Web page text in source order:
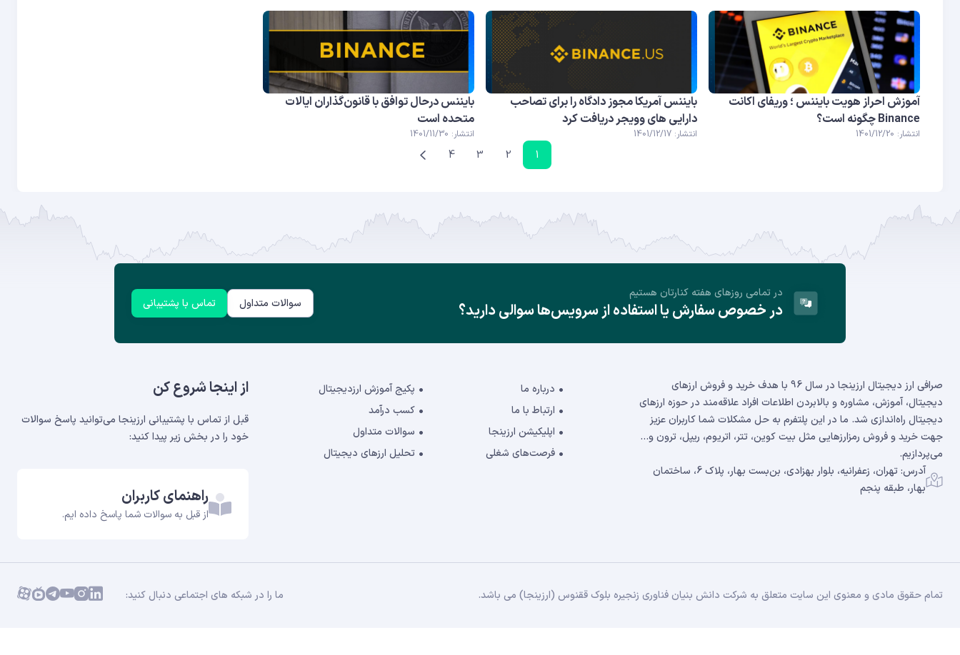
آموزش احراز هویت بایننس ؛ وریفای اکانت
Binance چگونه است؟
انتشار: 1401/12/20
بایننس آمریکا مجوز دادگاه را برای تصاحب
دارایی های وویجر دریافت کرد
انتشار: 1401/12/17
بایننس درحال توافق با قانون‌گذاران ایالات
متحده است
انتشار: 1401/11/30
1
2
3
4
در تمامی روز‌های هفته کنارتان هستیم
در خصوص سفارش یا استفاده از سرویس‌ها سوالی دارید؟ سوالات متداول تماس با پشتیبانی
صرافی ارز دیجیتال ارزینجا در سال 96 با هدف خرید و فروش ارزهای
دیجیتال، آموزش، مشاوره و بالابردن اطلاعات افراد علاقه‌مند در حوزه ارزهای
دیجیتال راه‌اندازی شد. ما در این پلتفرم به حل مشکلات شما کاربران عزیز
جهت خرید و فروش رمزارزهایی مثل بیت کوین، تتر، اتریوم، ریپل، ترون و...
می‌پردازیم.
آدرس: تهران، زعفرانیه، بلوار بهزادی، بن‌بست بهار، پلاک 6، ساختمان
بهار، طبقه پنجم
درباره ما
ارتباط با ما
اپلیکیشن ارزینجا
فرصت‌های شغلی
پکیج آموزش ارزدیجیتال
کسب درآمد
سوالات متداول
تحلیل ارزهای دیجیتال
از اینجا شروع کن
قبل از تماس با پشتیبانی ارزینجا می‌توانید پاسخ سوالات
خود را در بخش‌ زیر پیدا کنید:
راهنمای کاربران
از قبل به سوالات شما پاسخ داده ایم.
ما را در شبکه های اجتماعی دنبال کنید: تمام حقوق مادی و معنوی این سایت متعلق به شرکت دانش بنیان فناوری زنجیره بلوک ققنوس (ارزینجا) می باشد.